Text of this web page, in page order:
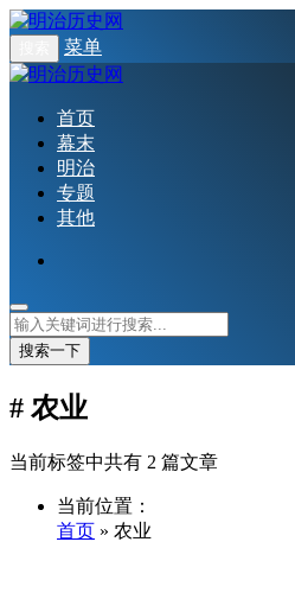
菜单
首页
幕末
明治
专题
其他
搜索一下
# 农业
当前标签中共有 2 篇文章
当前位置：
首页 » 农业